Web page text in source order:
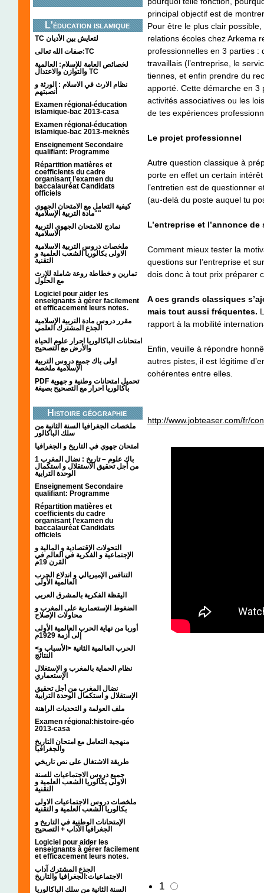
L'éducation islamique
TC لتعايش بين الأديان
صفات الله تعالى:TC
لخصائص العامة للإسلام: العالمية
والتوازن والاعتدال TC
نظام الارث في الاسلام : الورثة و
أنصبتهم
Examen régional-éducation
islamique-bac 2013-casa
Examen régional-éducation
islamique-bac 2013-meknès
Enseignement Secondaire
qualifiant: Programme
Répartition matières et
coefficients du cadre
organisant l’examen du
baccalauréat Candidats
officiels
كيفية التعامل مع الامتحان الجهوي
"مادة التربية الإسلامية"
نمادج للامتحان الجهوي التربية
الاسلامية
ملخصات دروس التربية الاسلامية
الاولى بكالوريا الشعب العلمية و
التقنية
تمارين و خطاطة روعة شاملة للإرث
مع الحلول
Logiciel pour aider les
enseignants à gérer facilement
et efficacement leurs notes.
مقرر دروس مادة التربية الإسلامية
الجذع المشترك العلمي
امتحانات الباكالوريا احرار علوم الحياة
والأرض مع التصحيح
اولى باك جميع دروس التربية
الإسلامية ملخصة
PDF تحميل امتحانات وطنية و جهوية
باكالوريا احرار مع التصحيح بصيغة
Histoire géographie
ملخصات الجغرافيا السنة الثانية من
سلك الباكالور
امتحان جهوي في التاريخ و الجغرافيا
1 باك علوم – تاريخ : نضال المغرب
من أجل تحقيق الاستقلال و استكمال
الوحدة الترابية
Enseignement Secondaire
qualifiant: Programme
Répartition matières et
coefficients du cadre
organisant l’examen du
baccalauréat Candidats
officiels
التحولات الإقتصادية و المالية و
الإجتماعية و الفكرية في العالم في
القرن 19م
التنافس الإمبريالي و اندلاع الحرب
العالمية الأولى
اليقظة الفكرية بالمشرق العربي
الضغوط الإستعمارية على المغرب و
محاولات الإصلاح
أوربا من نهاية الحرب العالمية الأولى
إلى أزمة 1929م
<الحرب العالمية الثانية <الأسباب و
النتائج
نظام الحماية بالمغرب و الإستغلال
الإستعماري
نضال المغرب من أجل تحقيق
الإستقلال و استكمال الوحدة الترابية
ملف العولمة و التحديات الراهنة
Examen régional:histoire-géo
2013-casa
منهجية التعامل مع امتحان التاريخ
والجغرافيا
طريقة الاشتغال على نص تاريخي
جميع دروس الاجتماعيات للسنة
الاولى بكالوريا الشعب العلمية و
التقنية
ملخصات دروس الاجتماعيات الاولى
بكالوريا الشعب العلمية و التقنية
الإمتحانات الوطنية في التاريخ و
الجغرافيا الآداب + التصحيح
Logiciel pour aider les
enseignants à gérer facilement
et efficacement leurs notes.
الجذع المشترك آداب
الاجتماعيات:الجغرافيا والتاريخ
السنة الثانية من سلك الباكالوريا
principal objectif est de
Pour être le plus clair
relations écoles chez Arkema
professionnelles en 3 parties :
travaillais (l’entreprise, le
tiennes, et enfin prendre du
apporté. Cette démarche en 3
activités associatives ou les
de tes expériences
Le projet professionnel
Autre question classique à
porte en effet un certain
l’entretien est de questionner
(au-delà du poste auquel tu
L’entreprise et l’annonce de
Comment mieux tester la
questions sur l’entreprise et
dois donc à tout prix préparer
A ces grands classiques
mais tout aussi fréquentes.
rapport à la mobilité
Enfin, veuille à répondre
autres pistes, il est légitime
cohérentes entre elles.
http://www.jobteaser.com/fr/
1